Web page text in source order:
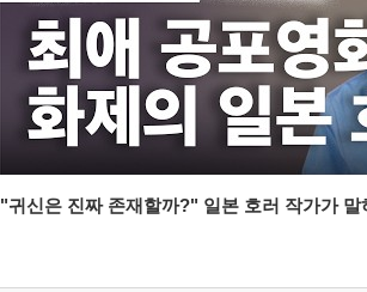
"귀신은 진짜 존재할까?" 일본 호러 작가가